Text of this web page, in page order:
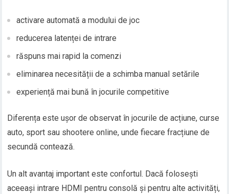
activare automată a modului de joc
reducerea latenței de intrare
răspuns mai rapid la comenzi
eliminarea necesității de a schimba manual setările
experiență mai bună în jocurile competitive
Diferența este ușor de observat în jocurile de acțiune, curse
auto, sport sau shootere online, unde fiecare fracțiune de
secundă contează.
Un alt avantaj important este confortul. Dacă folosești
aceeași intrare HDMI pentru consolă și pentru alte activități,